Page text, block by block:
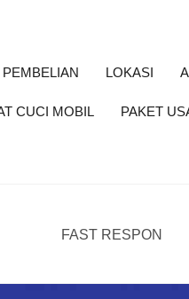
LOKASI
CUCI MOBIL PAKET
FAST RESPON